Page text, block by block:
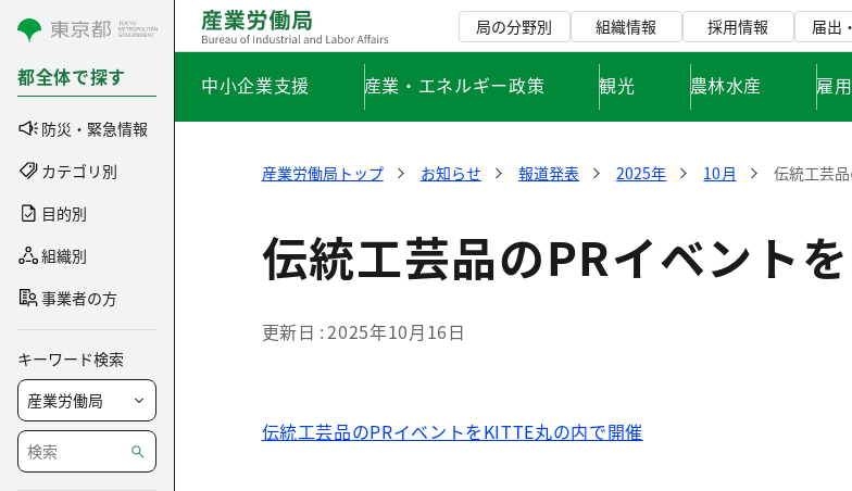
コンテンツにスキップ
都全体で探す
防災・緊急情報
カテゴリ別
目的別
組織別
事業者の方
キーワード検索
局の分野別 組織情報 採用情報 届出
中小企業支援 産業・エネルギー政策 観光 農林水産 雇
産業労働局トップ お知らせ 報道発表 2025年 10月 伝統工芸
伝統工芸品のPRイベント
更新日 2025年10月16日
伝統工芸品のPRイベントをKITTE丸の内で開催